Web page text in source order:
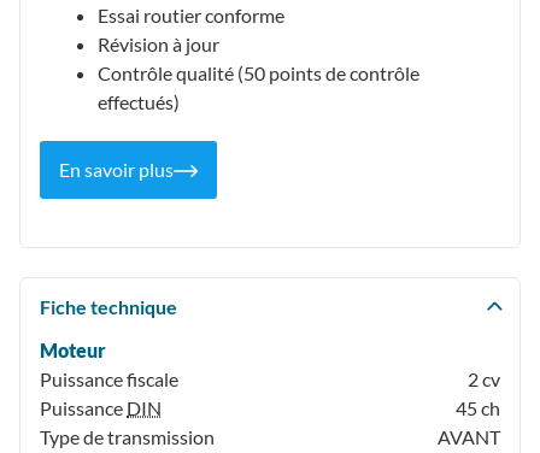
Essai routier conforme
Révision à jour
Contrôle qualité (50 points de contrôle
effectués)
En savoir plus
Fiche technique
Moteur
Puissance fiscale
2 cv
Puissance DIN
45 ch
Type de transmission
AVANT